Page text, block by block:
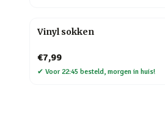
Vinyl sokken
€7,99
✔ Voor 22:45 besteld, morgen in huis!